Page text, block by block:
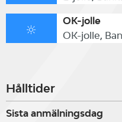
OK-jolle
OK-jolle,
Hålltider
Sista anmälningsdag